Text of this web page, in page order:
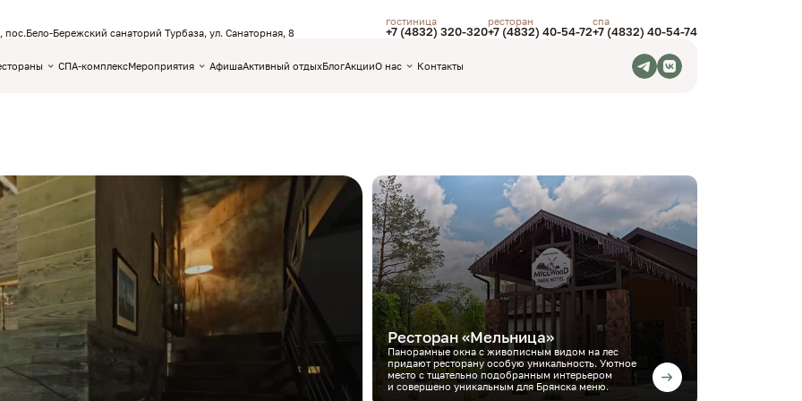
пос.Бело-Бережский санаторий Турбаза, ул. Санаторная, 8
гостиница
+7 (4832) 320-320
ресторан
+7 (4832) 40-54-72
спа
+7 (4832) 40-54-74
СПА-комплексМероприятия АфишаАктивный отдыхБлогАкцииО нас Контакты
Ресторан «Мельница»
Панорамные окна с живописным видом на лес
придают ресторану особую уникальность. Уютное
место с тщательно подобранным интерьером
и совершено уникальным для Брянска меню.